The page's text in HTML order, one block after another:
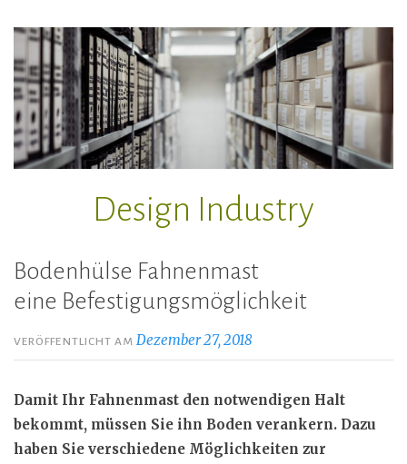
Zum
Inhalt
springen
Design Industry
Bodenhülse Fahnenmast
eine Befestigungsmöglichkeit
VERÖFFENTLICHT AMDezember 27, 2018
Damit Ihr Fahnenmast den notwendigen Halt
bekommt, müssen Sie ihn Boden verankern. Dazu
haben Sie verschiedene Möglichkeiten zur